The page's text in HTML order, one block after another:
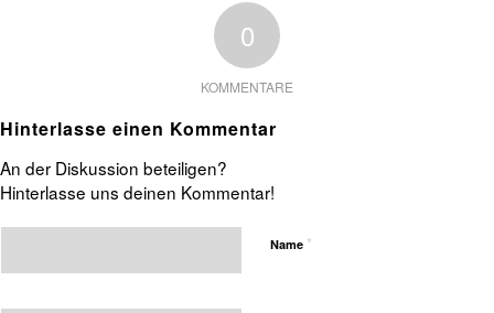
0
KOMMENTARE
Hinterlasse einen Kommentar
An der Diskussion beteiligen?
Hinterlasse uns deinen Kommentar!
Name *